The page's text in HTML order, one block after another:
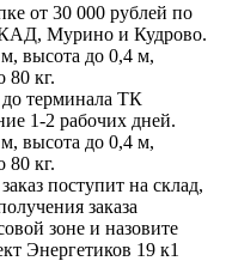
от 30 000 рублей по
КАД, Мурино и Кудрово.
высота до 0,4 м,
кг.
до терминала ТК
1-2 рабочих дней.
высота до 0,4 м,
кг.
поступит на склад,
заказа
зоне и назовите
Энергетиков 19 к1